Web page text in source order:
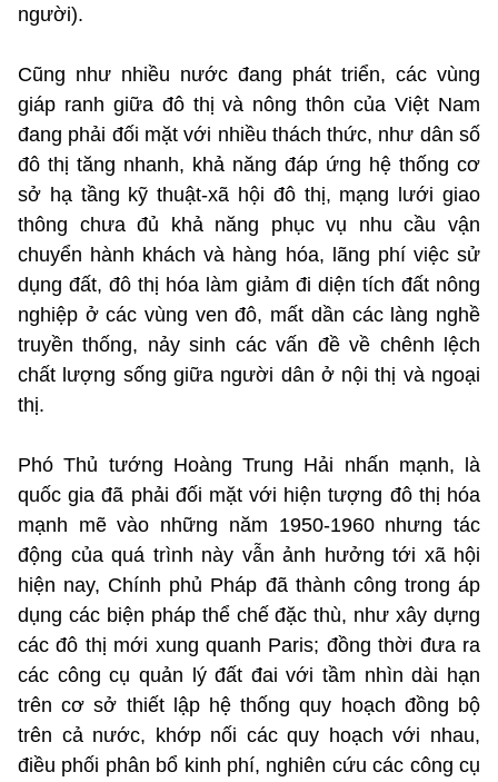
người).
Cũng như nhiều nước đang phát triển, các vùng
giáp ranh giữa đô thị và nông thôn của Việt Nam
đang phải đối mặt với nhiều thách thức, như dân số
đô thị tăng nhanh, khả năng đáp ứng hệ thống cơ
sở hạ tầng kỹ thuật-xã hội đô thị, mạng lưới giao
thông chưa đủ khả năng phục vụ nhu cầu vận
chuyển hành khách và hàng hóa, lãng phí việc sử
dụng đất, đô thị hóa làm giảm đi diện tích đất nông
nghiệp ở các vùng ven đô, mất dần các làng nghề
truyền thống, nảy sinh các vấn đề về chênh lệch
chất lượng sống giữa người dân ở nội thị và ngoại
thị.
Phó Thủ tướng Hoàng Trung Hải nhấn mạnh, là
quốc gia đã phải đối mặt với hiện tượng đô thị hóa
mạnh mẽ vào những năm 1950-1960 nhưng tác
động của quá trình này vẫn ảnh hưởng tới xã hội
hiện nay, Chính phủ Pháp đã thành công trong áp
dụng các biện pháp thể chế đặc thù, như xây dựng
các đô thị mới xung quanh Paris; đồng thời đưa ra
các công cụ quản lý đất đai với tầm nhìn dài hạn
trên cơ sở thiết lập hệ thống quy hoạch đồng bộ
trên cả nước, khớp nối các quy hoạch với nhau,
điều phối phân bổ kinh phí, nghiên cứu các công cụ